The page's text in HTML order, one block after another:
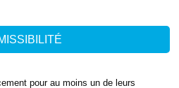
pour au moins un de leurs